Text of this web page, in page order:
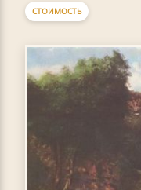
СТОИМОСТЬ